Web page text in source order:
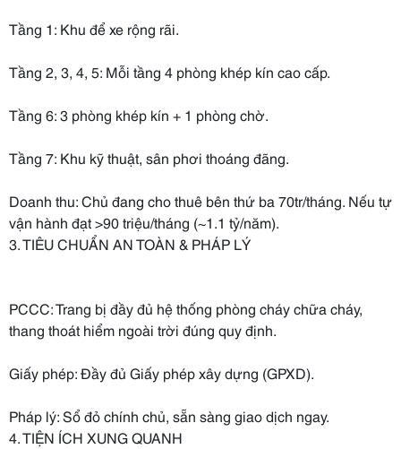
Tầng 1: Khu để xe rộng rãi.
Tầng 2, 3, 4, 5: Mỗi tầng 4 phòng khép kín cao cấp.
Tầng 6: 3 phòng khép kín + 1 phòng chờ.
Tầng 7: Khu kỹ thuật, sân phơi thoáng đãng.
Doanh thu: Chủ đang cho thuê bên thứ ba 70tr/tháng. Nếu tự
vận hành đạt >90 triệu/tháng (~1.1 tỷ/năm).
3. TIÊU CHUẨN AN TOÀN & PHÁP LÝ
PCCC: Trang bị đầy đủ hệ thống phòng cháy chữa cháy,
thang thoát hiểm ngoài trời đúng quy định.
Giấy phép: Đầy đủ Giấy phép xây dựng (GPXD).
Pháp lý: Sổ đỏ chính chủ, sẵn sàng giao dịch ngay.
4. TIỆN ÍCH XUNG QUANH